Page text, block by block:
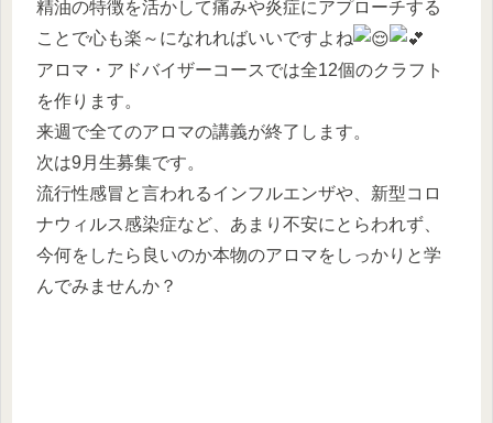
精油の特徴を活かして痛みや炎症にアプローチする
ことで心も楽～になれればいいですよね
アロマ・アドバイザーコースでは全12個のクラフト
を作ります。
来週で全てのアロマの講義が終了します。
次は9月生募集です。
流行性感冒と言われるインフルエンザや、新型コロ
ナウィルス感染症など、あまり不安にとらわれず、
今何をしたら良いのか本物のアロマをしっかりと学
んでみませんか？